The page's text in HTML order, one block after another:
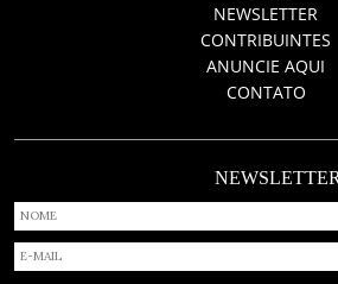
NEWSLETTER
CONTRIBUINTES
ANUNCIE AQUI
CONTATO
NEWSLETTER